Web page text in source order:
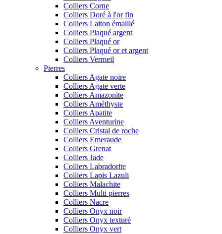
Colliers Corne
Colliers Doré à l'or fin
Colliers Laiton émaillé
Colliers Plaqué argent
Colliers Plaqué or
Colliers Plaqué or et argent
Colliers Vermeil
Pierres
Colliers Agate noire
Colliers Agate verte
Colliers Amazonite
Colliers Améthyste
Colliers Apatite
Colliers Aventurine
Colliers Cristal de roche
Colliers Emeraude
Colliers Grenat
Colliers Jade
Colliers Labradorite
Colliers Lapis Lazuli
Colliers Malachite
Colliers Multi pierres
Colliers Nacre
Colliers Onyx noir
Colliers Onyx texturé
Colliers Onyx vert